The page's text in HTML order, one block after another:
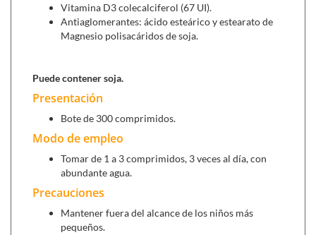
Vitamina D3 colecalciferol (67 UI).
Antiaglomerantes: ácido esteárico y estearato de
Magnesio polisacáridos de soja.
Puede contener soja.
Presentación
Bote de 300 comprimidos.
Modo de empleo
Tomar de 1 a 3 comprimidos, 3 veces al día, con
abundante agua.
Precauciones
Mantener fuera del alcance de los niños más
pequeños.